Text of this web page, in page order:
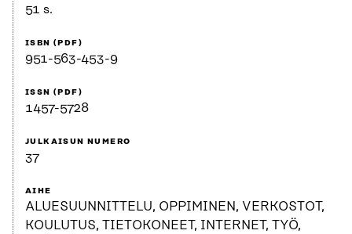
51 s.
ISBN (PDF)
951-563-453-9
ISSN (PDF)
1457-5728
JULKAISUN NUMERO
37
AIHE
ALUESUUNNITTELU, OPPIMINEN, VERKOSTOT,
KOULUTUS, TIETOKONEET, INTERNET, TYÖ,